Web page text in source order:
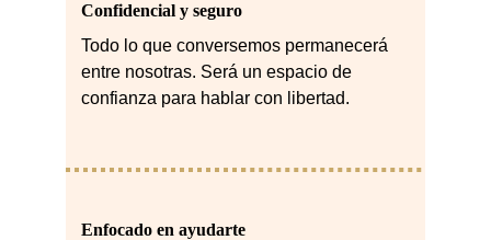
Enfocado en ayudarte
Confidencial y seguro
Todo lo que conversemos permanecerá
entre nosotras. Será un espacio de
confianza para hablar con libertad.